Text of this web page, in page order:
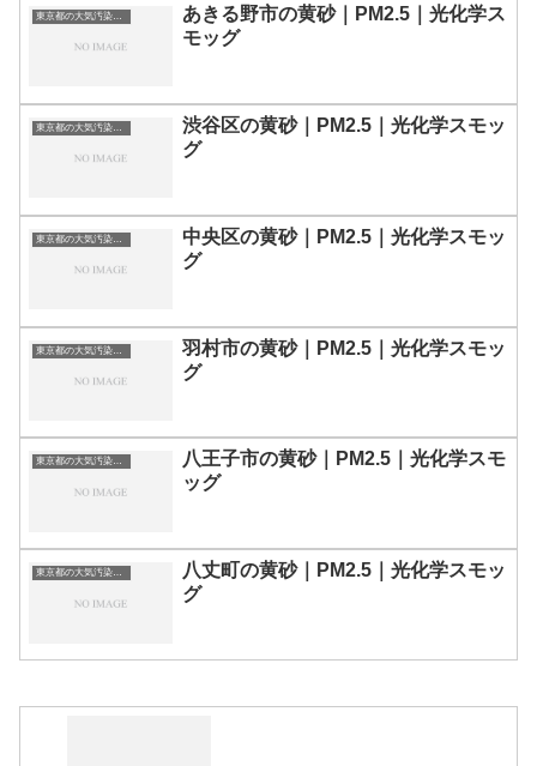
東京都の大気汚染・PM2.5・黄砂・エアロゾルの数値
あきる野市の黄砂｜PM2.5｜光化学ス
モッグ
東京都の大気汚染・PM2.5・黄砂・エアロゾルの数値
渋谷区の黄砂｜PM2.5｜光化学スモッ
グ
東京都の大気汚染・PM2.5・黄砂・エアロゾルの数値
中央区の黄砂｜PM2.5｜光化学スモッ
グ
東京都の大気汚染・PM2.5・黄砂・エアロゾルの数値
羽村市の黄砂｜PM2.5｜光化学スモッ
グ
東京都の大気汚染・PM2.5・黄砂・エアロゾルの数値
八王子市の黄砂｜PM2.5｜光化学スモ
ッグ
東京都の大気汚染・PM2.5・黄砂・エアロゾルの数値
八丈町の黄砂｜PM2.5｜光化学スモッ
グ